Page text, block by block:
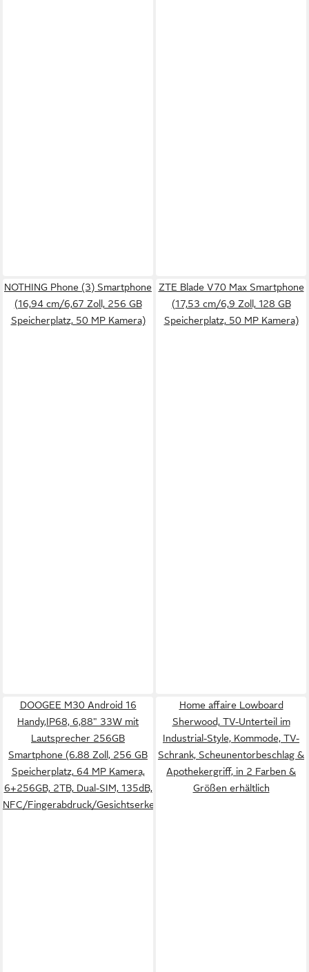
NOTHING Phone (3) Smartphone
(16,94 cm/6,67 Zoll, 256 GB
Speicherplatz, 50 MP Kamera)
ZTE Blade V70 Max Smartphone
(17,53 cm/6,9 Zoll, 128 GB
Speicherplatz, 50 MP Kamera)
DOOGEE M30 Android 16
Handy,IP68, 6,88" 33W mit
Lautsprecher 256GB
Smartphone (6.88 Zoll, 256 GB
Speicherplatz, 64 MP Kamera,
6+256GB, 2TB, Dual-SIM, 135dB,
NFC/Fingerabdruck/Gesichtserkennung)
Home affaire Lowboard
Sherwood, TV-Unterteil im
Industrial-Style, Kommode, TV-
Schrank, Scheunentorbeschlag &
Apothekergriff, in 2 Farben &
Größen erhältlich